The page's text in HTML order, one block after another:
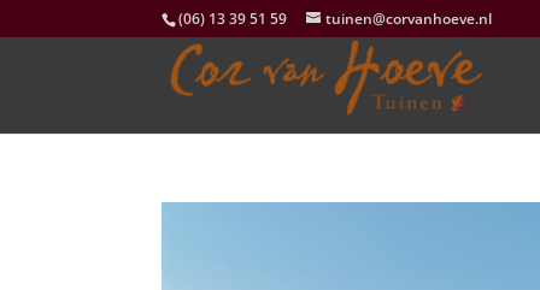
(06) 13 39 51 59 tuinen@corvanhoeve.nl